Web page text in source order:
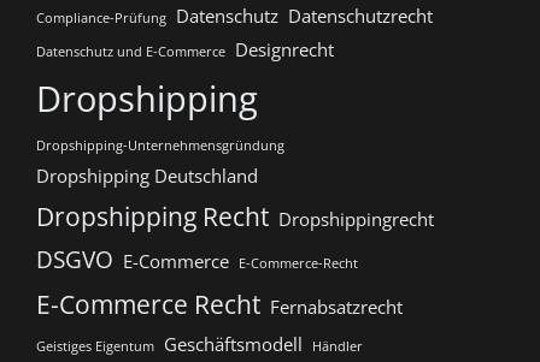
Compliance-Prüfung Datenschutz Datenschutzrecht
Datenschutz und E-Commerce Designrecht
Dropshipping
Dropshipping-Unternehmensgründung
Dropshipping Deutschland
Dropshipping Recht Dropshippingrecht
DSGVO E-Commerce E-Commerce-Recht
E-Commerce Recht Fernabsatzrecht
Geistiges Eigentum Geschäftsmodell
Händler